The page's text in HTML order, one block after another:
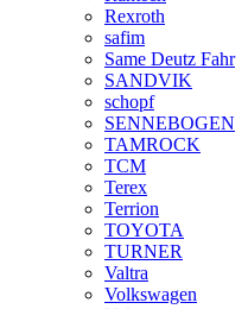
Rexroth
safim
Same Deutz Fahr
SANDVIK
schopf
SENNEBOGEN
TAMROCK
TCM
Terex
Terrion
TOYOTA
TURNER
Valtra
Volkswagen